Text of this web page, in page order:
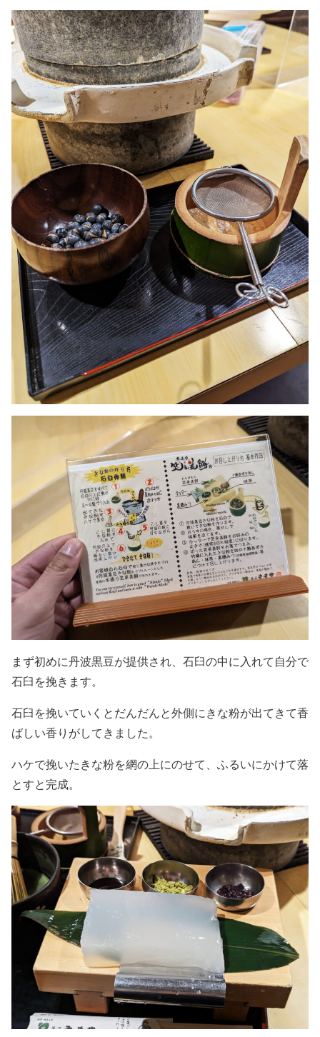
まず初めに丹波黒豆が提供され、石臼の中に入れて自分で
石臼を挽きます。
石臼を挽いていくとだんだんと外側にきな粉が出てきて香
ばしい香りがしてきました。
ハケで挽いたきな粉を網の上にのせて、ふるいにかけて落
とすと完成。